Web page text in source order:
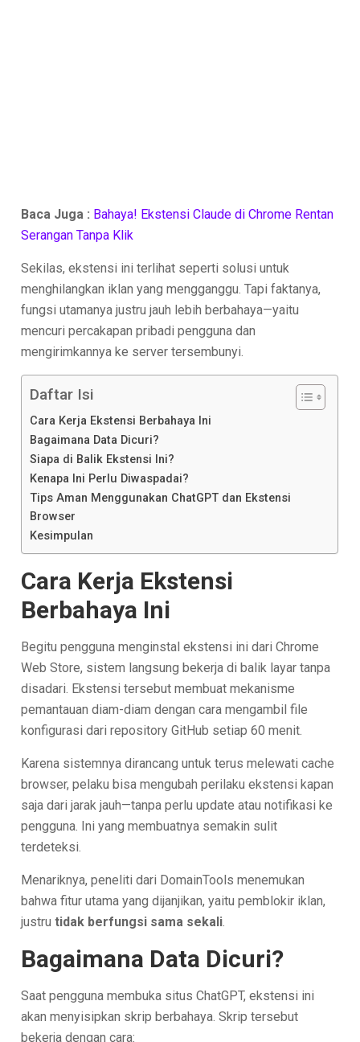
Baca Juga : Bahaya! Ekstensi Claude di Chrome Rentan
Serangan Tanpa Klik
Sekilas, ekstensi ini terlihat seperti solusi untuk
menghilangkan iklan yang mengganggu. Tapi faktanya,
fungsi utamanya justru jauh lebih berbahaya—yaitu
mencuri percakapan pribadi pengguna dan
mengirimkannya ke server tersembunyi.
Daftar Isi
Cara Kerja Ekstensi Berbahaya Ini
Bagaimana Data Dicuri?
Siapa di Balik Ekstensi Ini?
Kenapa Ini Perlu Diwaspadai?
Tips Aman Menggunakan ChatGPT dan Ekstensi
Browser
Kesimpulan
Cara Kerja Ekstensi
Berbahaya Ini
Begitu pengguna menginstal ekstensi ini dari Chrome
Web Store, sistem langsung bekerja di balik layar tanpa
disadari. Ekstensi tersebut membuat mekanisme
pemantauan diam-diam dengan cara mengambil file
konfigurasi dari repository GitHub setiap 60 menit.
Karena sistemnya dirancang untuk terus melewati cache
browser, pelaku bisa mengubah perilaku ekstensi kapan
saja dari jarak jauh—tanpa perlu update atau notifikasi ke
pengguna. Ini yang membuatnya semakin sulit
terdeteksi.
Menariknya, peneliti dari DomainTools menemukan
bahwa fitur utama yang dijanjikan, yaitu pemblokir iklan,
justrutidak berfungsi sama sekali
Bagaimana Data Dicuri?
Saat pengguna membuka situs ChatGPT, ekstensi ini
akan menyisipkan skrip berbahaya. Skrip tersebut
bekerja dengan cara: